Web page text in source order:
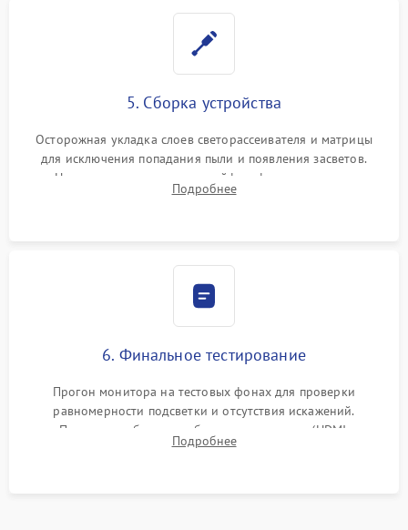
5. Сборка устройства
Осторожная укладка слоев светорассеивателя и матрицы
для исключения попадания пыли и появления засветов.
Надежное подключение шлейфов, фиксация плат и
аккуратное защелкивание пластикового корпуса монитора.
Подробнее
6. Финальное тестирование
Прогон монитора на тестовых фонах для проверки
равномерности подсветки и отсутствия искажений.
Проверка работоспособности всех портов (HDMI,
DisplayPort, VGA) и кнопок управления под нагрузкой в
Подробнее